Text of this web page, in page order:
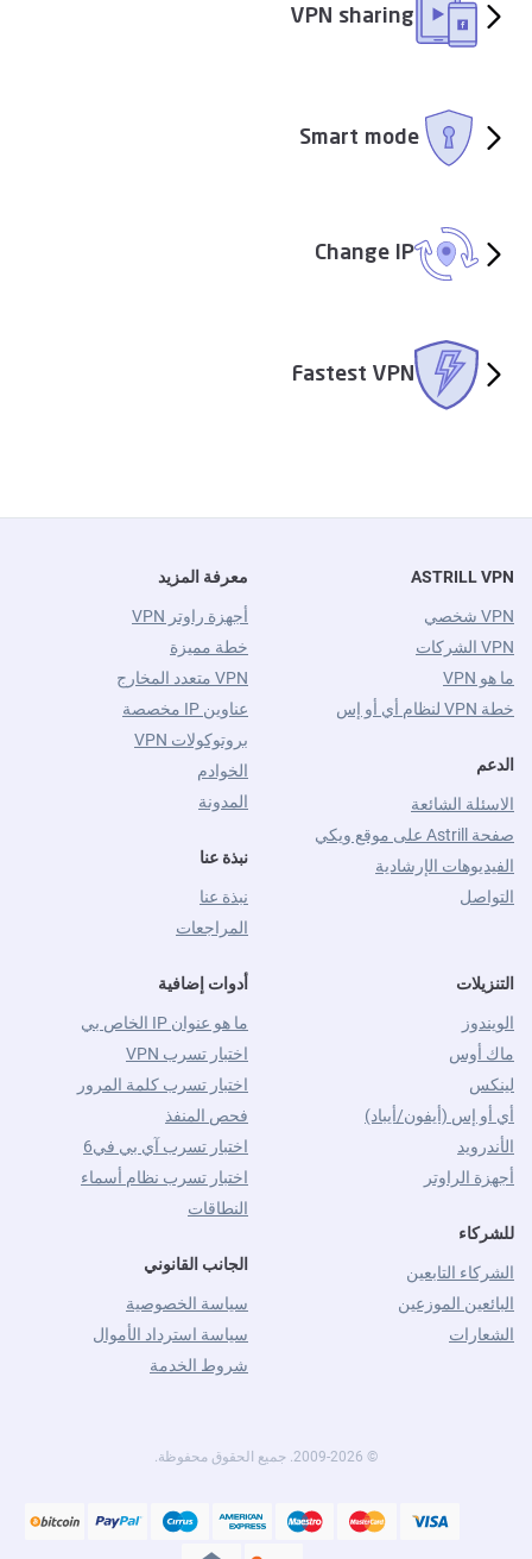
VPN sharing
Smart mode
Change IP
Fastest VPN
ASTRILL VPN
VPN شخصي
VPN الشركات
ما هو VPN
خطة VPN لنظام أي أو إس
الدعم
الاسئلة الشائعة
صفحة Astrill على موقع ويكي
الفيديوهات الإرشادية
التواصل
معرفة المزيد
أجهزة راوتر VPN
خطة مميزة
VPN متعدد المخارج
عناوين IP مخصصة
بروتوكولات VPN
الخوادم
المدونة
نبذة عنا
نبذة عنا
المراجعات
التنزيلات
الويندوز
ماك أوس
لينكس
أي أو إس (أيفون/أيباد)
الأندرويد
أجهزة الراوتر
للشركاء
الشركاء التابعين
البائعين الموزعين
الشعارات
أدوات إضافية
ما هو عنوان IP الخاص بي
اختبار تسرب VPN
اختبار تسرب كلمة المرور
فحص المنفذ
اختبار تسرب آي بي في6
اختبار تسرب نظام أسماء
النطاقات
الجانب القانوني
سياسة الخصوصية
سياسة استرداد الأموال
شروط الخدمة